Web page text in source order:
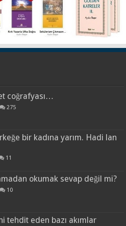
coğrafyası…
275
bir kadına yarım. Hadi lan
11
okumak sevap değil mi?
10
tehdit eden bazı akımlar